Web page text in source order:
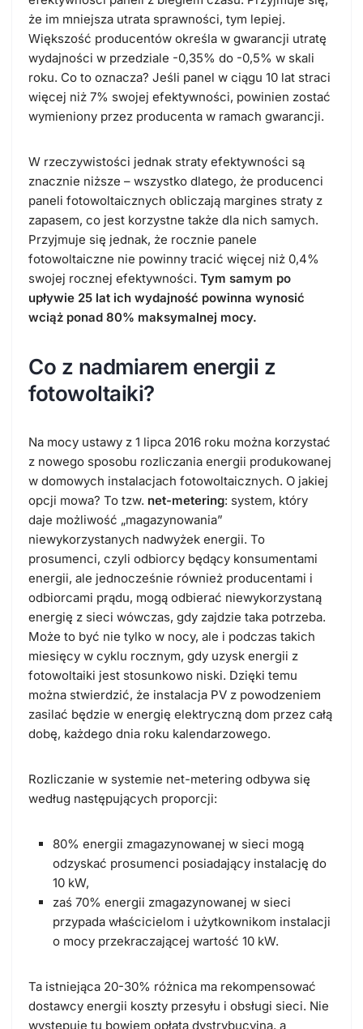
że im mniejsza utrata sprawności, tym lepiej.
Większość producentów określa w gwarancji utratę
wydajności w przedziale -0,35% do -0,5% w skali
roku. Co to oznacza? Jeśli panel w ciągu 10 lat straci
więcej niż 7% swojej efektywności, powinien zostać
wymieniony przez producenta w ramach gwarancji.
W rzeczywistości jednak straty efektywności są
znacznie niższe – wszystko dlatego, że producenci
paneli fotowoltaicznych obliczają margines straty z
zapasem, co jest korzystne także dla nich samych.
Przyjmuje się jednak, że rocznie panele
fotowoltaiczne nie powinny tracić więcej niż 0,4%
swojej rocznej efektywności. Tym samym po
upływie 25 lat ich wydajność powinna wynosić
wciąż ponad 80% maksymalnej mocy.
Co z nadmiarem energii z
fotowoltaiki?
Na mocy ustawy z 1 lipca 2016 roku można korzystać
z nowego sposobu rozliczania energii produkowanej
w domowych instalacjach fotowoltaicznych. O jakiej
opcji mowa? To tzw. net-metering: system, który
daje możliwość „magazynowania”
niewykorzystanych nadwyżek energii. To
prosumenci, czyli odbiorcy będący konsumentami
energii, ale jednocześnie również producentami i
odbiorcami prądu, mogą odbierać niewykorzystaną
energię z sieci wówczas, gdy zajdzie taka potrzeba.
Może to być nie tylko w nocy, ale i podczas takich
miesięcy w cyklu rocznym, gdy uzysk energii z
fotowoltaiki jest stosunkowo niski. Dzięki temu
można stwierdzić, że instalacja PV z powodzeniem
zasilać będzie w energię elektryczną dom przez całą
dobę, każdego dnia roku kalendarzowego.
Rozliczanie w systemie net-metering odbywa się
według następujących proporcji:
80% energii zmagazynowanej w sieci mogą
odzyskać prosumenci posiadający instalację do
10 kW,
zaś 70% energii zmagazynowanej w sieci
przypada właścicielom i użytkownikom instalacji
o mocy przekraczającej wartość 10 kW.
Ta istniejąca 20-30% różnica ma rekompensować
dostawcy energii koszty przesyłu i obsługi sieci. Nie
występuje tu bowiem opłata dystrybucyjna, a